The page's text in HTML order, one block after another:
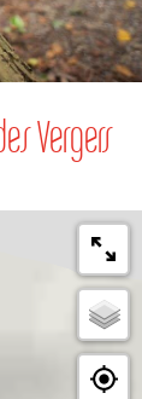
Vergers